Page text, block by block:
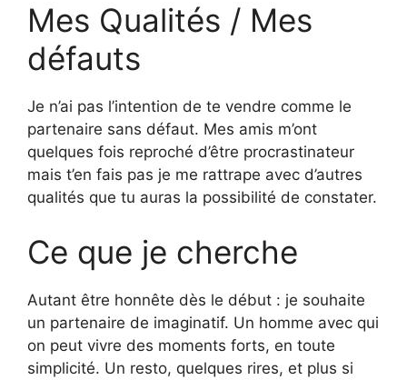
Mes Qualités / Mes
défauts
Je n’ai pas l’intention de te vendre comme le
partenaire sans défaut. Mes amis m’ont
quelques fois reproché d’être procrastinateur
mais t’en fais pas je me rattrape avec d’autres
qualités que tu auras la possibilité de constater.
Ce que je cherche
Autant être honnête dès le début : je souhaite
un partenaire de imaginatif. Un homme avec qui
on peut vivre des moments forts, en toute
simplicité. Un resto, quelques rires, et plus si